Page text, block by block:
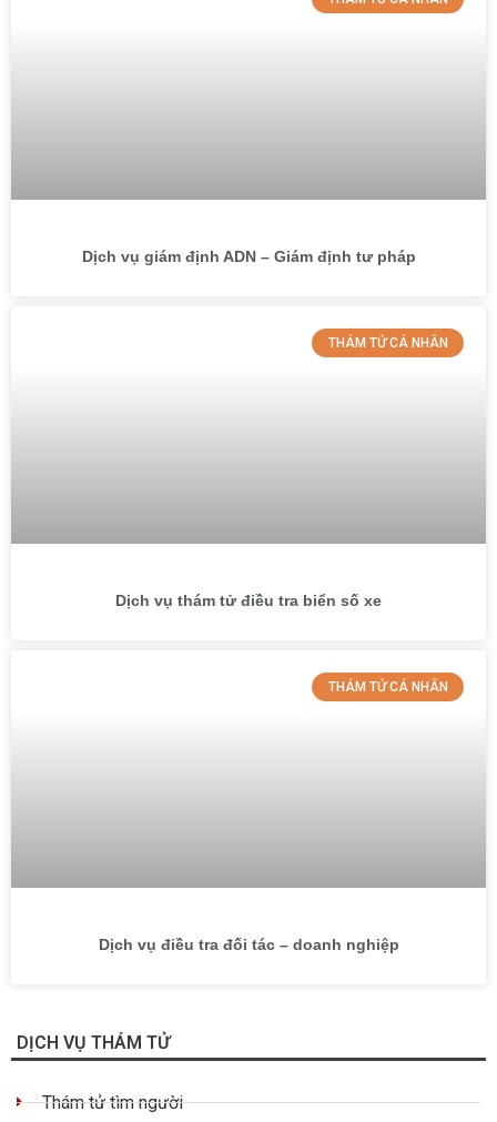
Dịch vụ giám định ADN – Giám định tư pháp
THÁM TỬ CÁ NHÂN
Dịch vụ thám tử điều tra biển số xe
THÁM TỬ CÁ NHÂN
Dịch vụ điều tra đối tác – doanh nghiệp
DỊCH VỤ THÁM TỬ
Thám tử tìm người